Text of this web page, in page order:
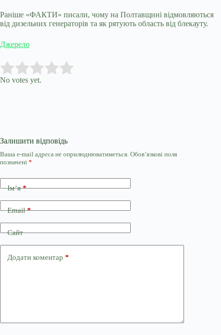
Раніше «ФАКТИ» писали, чому на Полтавщині відмовляються
від дизельних генераторів та як рятують область від блекауту.
Джерело
Rate this item:
No votes yet.
Залишити відповідь
Ваша e-mail адреса не оприлюднюватиметься. Обов’язкові поля
позначені *
Ім’я*
Email*
Сайт
Додати коментар *